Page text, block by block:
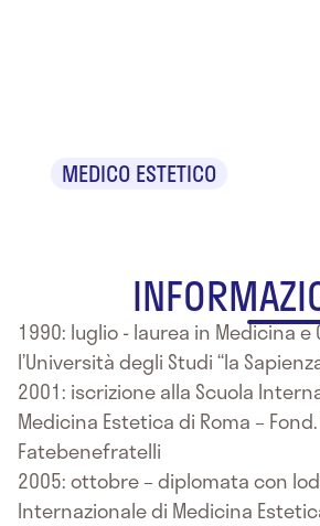
MEDICO ESTETICO
1990: luglio - laurea in Medicina
l’Università degli Studi “la
2001: iscrizione alla Scuola
Medicina Estetica di Roma –
Fatebenefratelli
2005: ottobre – diplomata con
Internazionale di Medicina